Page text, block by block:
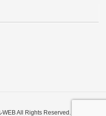
All Rights Reserved.